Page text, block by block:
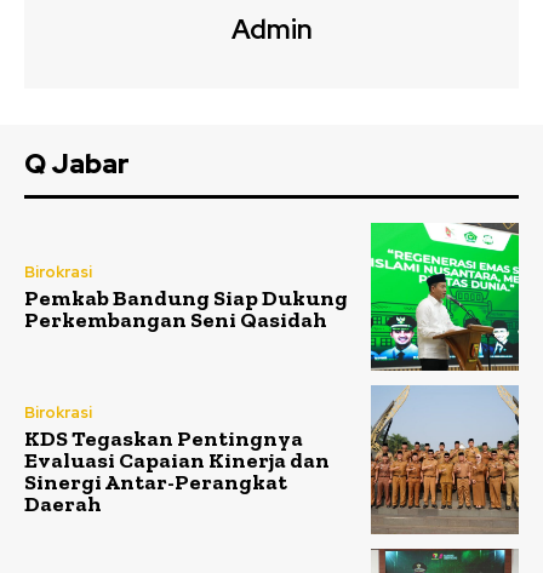
Admin
Q Jabar
Birokrasi
Pemkab Bandung Siap Dukung
Perkembangan Seni Qasidah
Birokrasi
KDS Tegaskan Pentingnya
Evaluasi Capaian Kinerja dan
Sinergi Antar-Perangkat
Daerah